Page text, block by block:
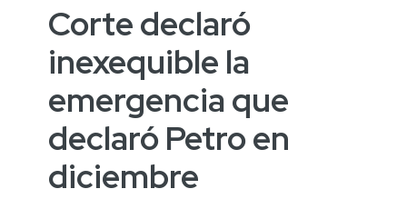
Corte declaró
inexequible la
emergencia que
declaró Petro en
diciembre